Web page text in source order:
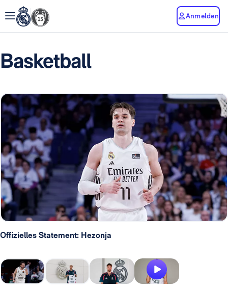
Anmelden
Basketball
Offizielles Statement: Hezonja